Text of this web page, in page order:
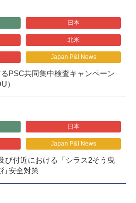
日本
北米
Japan P&I News
PSC共同集中検査キャンペーン
）
日本
Japan P&I News
び付近における「シラス2そう曳
安全対策